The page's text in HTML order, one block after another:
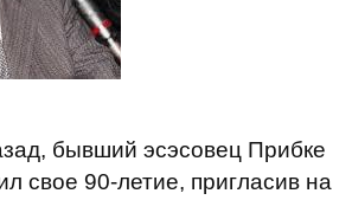
бывший эсэсовец Прибке
свое 90-летие, пригласив на